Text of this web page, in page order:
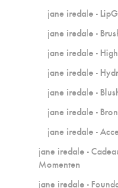
jane iredale -
jane iredale -
jane iredale -
jane iredale -
jane iredale -
jane iredale -
jane iredale -
jane iredale -
Momenten
jane iredale -